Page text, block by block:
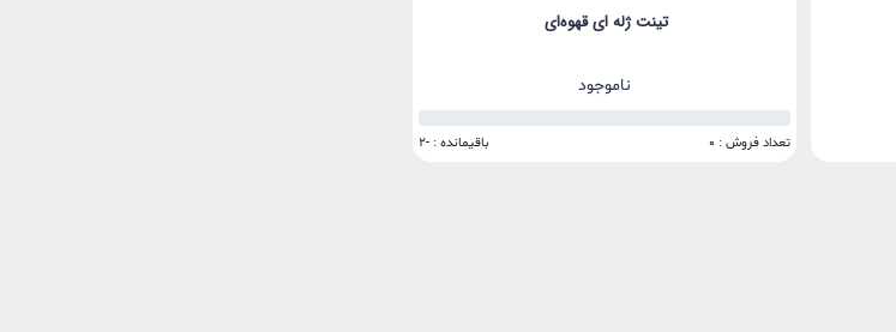
تینت ژله ای قهوه‌ای
ناموجود
تعداد فروش : 0 باقیمانده : -2